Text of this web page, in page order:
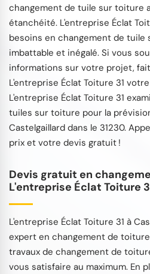
changement de tuile sur toiture
étanchéité. L'entreprise Éclat
besoins en changement de
imbattable et inégalé. Si vous
informations sur votre projet,
L'entreprise Éclat Toiture 31
L'entreprise Éclat Toiture 31
tuiles sur toiture pour la
Castelgaillard dans le 31230.
prix et votre devis gratuit !
Devis gratuit en
L'entreprise Éclat Toiture
L'entreprise Éclat Toiture 31 à
expert en changement de
travaux de changement de
vous satisfaire au maximum. En